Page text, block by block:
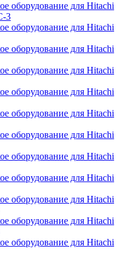
оборудование для Hitachi
3
оборудование для Hitachi
оборудование для Hitachi
оборудование для Hitachi
оборудование для Hitachi
оборудование для Hitachi
оборудование для Hitachi
оборудование для Hitachi
оборудование для Hitachi
оборудование для Hitachi
оборудование для Hitachi
оборудование для Hitachi